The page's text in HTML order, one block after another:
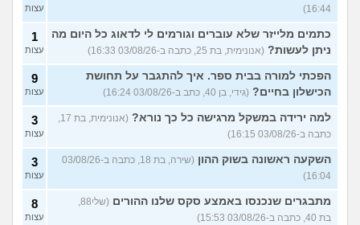
16:44)
עצות
כתמים מלייזר שלא עוברים וגורמים לי לדאוג כל היום מה
ניתן לעשות? (אנונימית, בת 25, כתבה ב-03/08/26 16:33)
1
עצות
הפכתי למורה בבית ספר. איך להתגבר על תחושת
הכישלון בחיים? (גידי, בן 40, כתב ב-03/08/26 16:24)
9
עצות
למה ירידה במשקל מרגישה כל כך נורא?
(אנונימית, בת 17,
כתבה ב-03/08/26 16:15)
3
עצות
השקעה ראשונה בשוק ההון
(שירה, בת 18, כתבה ב-03/08/26
16:04)
3
עצות
מתבגרים שנכנסו באמצע סקס שלנו ההורים
(שלי88,
בת 40, כתבה ב-03/08/26 15:53)
8
עצות